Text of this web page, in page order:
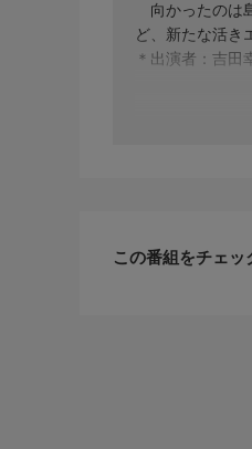
向かったのは
ど、新たな活き
＊出演者：吉田
この番組をチェッ